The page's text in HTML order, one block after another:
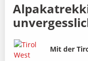
Bild
Beschreibung
Mit der